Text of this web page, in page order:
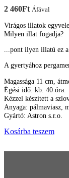
2 460Ft Áfával
Virágos illatok
Milyen illat fogadja?
...pont ilyen illatú ez
A gyertyához
Magassága 11 cm,
Égési idő: kb. 40 óra.
Kézzel készített a
Anyaga: pálmaviasz,
Gyártó: Astron s.r.o.
Kosárba teszem